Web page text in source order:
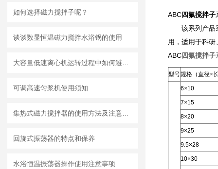
如何选择磁力搅拌子呢？
谈谈数显恒温磁力搅拌水浴锅的使用
可调高速匀浆机使用须知
回旋式振荡器的特点和保养
水浴恒温振荡器操作使用注意事项
ABC四氟搅拌子
该系列产品
用，适用于科
ABC四氟搅拌子
型号规格（直径×
6×10
7×15
8×20
9×25
9.5×28
10×30